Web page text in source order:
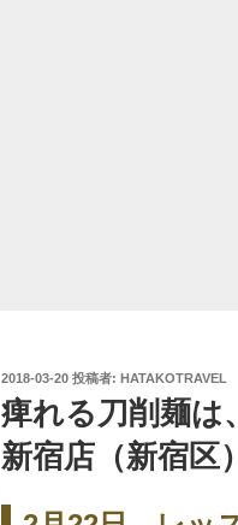
投
日:
2018-03-20 投稿者: HATAKOTRAVEL
痺れる刀削麺は
新宿店（新宿区）